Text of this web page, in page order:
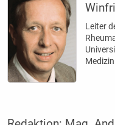
Leiter